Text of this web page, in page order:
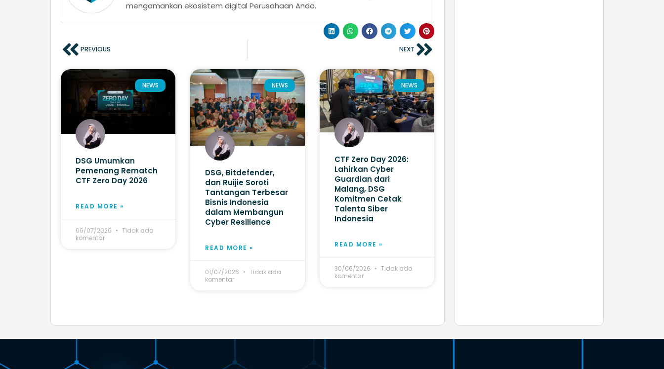
mengamankan ekosistem digital Perusahaan Anda.
PREVIOUS NEXT
NEWS
DSG Umumkan
Pemenang Rematch
CTF Zero Day 2026
READ MORE »
06/07/2026
Tidak ada
komentar
NEWS
DSG, Bitdefender,
dan Ruijie Soroti
Tantangan Terbesar
Bisnis Indonesia
dalam Membangun
Cyber Resilience
READ MORE »
01/07/2026
Tidak ada
komentar
NEWS
CTF Zero Day 2026:
Lahirkan Cyber
Guardian dari
Malang, DSG
Komitmen Cetak
Talenta Siber
Indonesia
READ MORE »
30/06/2026
Tidak ada
komentar